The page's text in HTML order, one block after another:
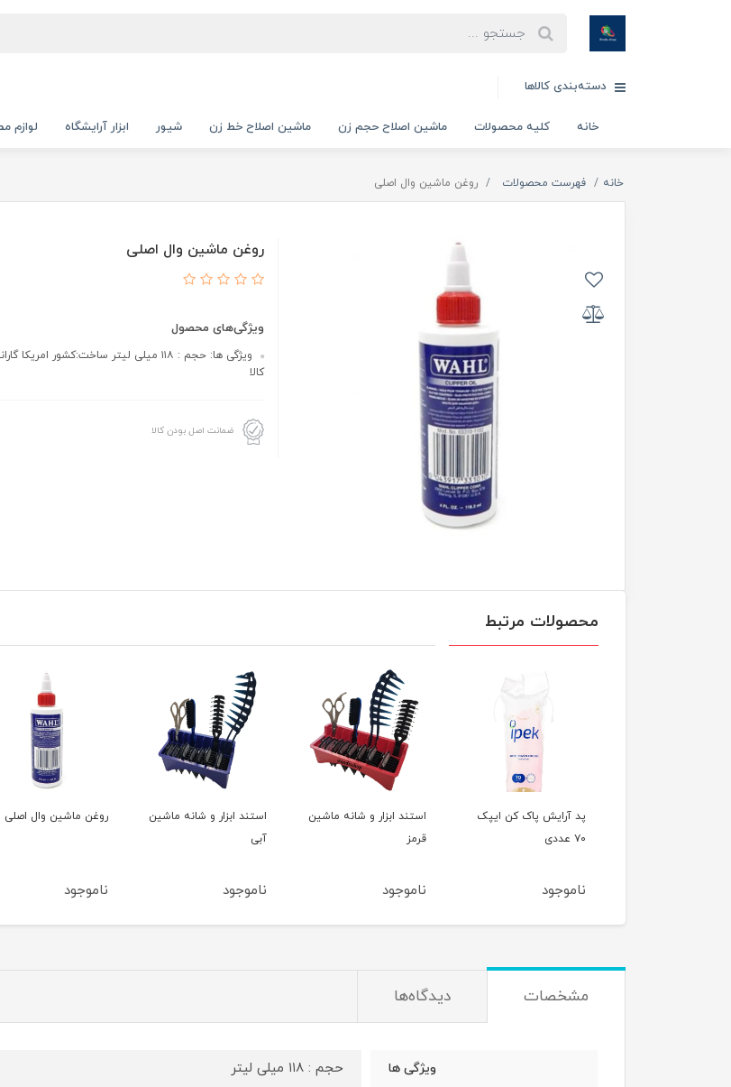
دسته‌بندی کالاها
خانه کلیه محصولات ماشین اصلاح حجم زن ماشین اصلاح خط زن شیور ابزار آرایشگاه لوازم
خانه فهرست محصولات روغن ماشین وال اصلی
روغن ماشین وال اصلی
ویژگی‌های محصول
ویژگی ها: حجم : ۱۱۸ میلی لیتر ساخت:کشور
کالا
ضمانت اصل بودن کالا
محصولات مرتبط
استند ابزار و شانه ماشین
قرمز
ناموجود
استند ابزار و شانه ماشین
آبی
ناموجود
روغن ماشین وال اصلی
ناموجود
موپران کریستالی رزونال
ناموجود
مشخصات دیدگاه‌ها
ویژگی ها حجم : ۱۱۸ میلی لیتر